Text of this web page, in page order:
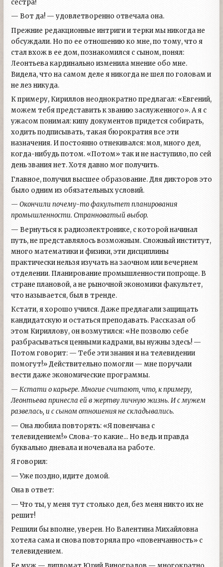
сестра!
— Вот да! — удовлетворенно отвечала она.
Прежние редакционные интриги и терки мы никогда не
обсуждали. Но по ее отношению ко мне, по тому, что я
стал вхож в ее дом, познакомился с сыном, понял:
Леонтьева кардинально изменила мнение обо мне.
Видела, что на самом деле я никогда не шел по головам и
не лез никуда.
К примеру, Кириллов неоднократно предлагал: «Евгений,
можем тебя представить к званию заслуженного». А я с
ужасом понимал: кипу документов придется собирать,
ходить подписывать, такая бюрократия все эти
назначения. И постоянно отнекивался: мол, много дел,
когда-нибудь потом. «Потом» так и не наступило, по сей
день звания нет. Хотя давно мог получить.
Главное, получил высшее образование. Для дикторов это
было одним из обязательных условий.
— Окончили почему-то факультет планирования
промышленности. Странноватый выбор.
— Вернуться к радиоэлектронике, с которой начинал
путь, не представлялось возможным. Сложный институт,
много математики и физики, эти дисциплины
практически нельзя изучать на заочном или вечернем
отделении. Планирование промышленности попроще. В
стране плановой, а не рыночной экономики факультет,
что называется, был в тренде.
Кстати, я хорошо учился. Даже предлагали защищать
кандидатскую и остаться преподавать. Рассказал об
этом Кириллову, он возмутился: «Не позволю себе
разбрасываться ценными кадрами, вы нужны здесь! —
Потом говорит: — Тебе эти знания и на телевидении
помогут!» Действительно помогли — мне поручали
вести даже экономические программы.
— Кстати о карьере. Многие считают, что, к примеру,
Леонтьева принесла ей в жертву личную жизнь. И с мужем
развелась, и с сыном отношения не складывались.
— Она любила повторять: «Я повенчана с
телевидением!» Слова-то какие... Но ведь и правда
буквально дневала и ночевала на работе.
Я говорил:
— Уже поздно, идите домой.
Она в ответ:
— Что ты, у меня тут столько дел, без меня никто их не
решит!
Решили бы вполне, уверен. Но Валентина Михайловна
хотела сама и снова повторяла про «повенчанность» с
телевидением.